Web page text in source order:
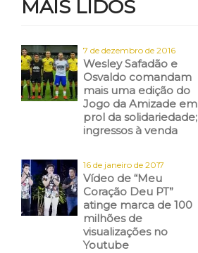
MAIS LIDOS
7 de dezembro de 2016
Wesley Safadão e
Osvaldo comandam
mais uma edição do
Jogo da Amizade em
prol da solidariedade;
ingressos à venda
16 de janeiro de 2017
Vídeo de “Meu
Coração Deu PT”
atinge marca de 100
milhões de
visualizações no
Youtube